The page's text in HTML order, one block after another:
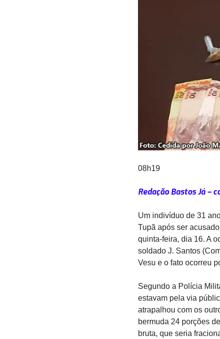
08h19
Redação Bastos Já –
Um indivíduo de 31
Tupã após ser
quinta-feira, dia 16. A
soldado J. Santos
Vesu e o fato ocorreu
Segundo a Polícia
estavam pela via
atrapalhou com os
bermuda 24 porções
bruta, que seria